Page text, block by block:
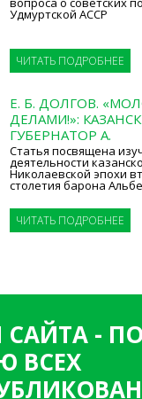
Удмуртской АССР
ЧИТАТЬ ПОДРОБНЕЕ
Е. Б. ДОЛГОВ.
ДЕЛАМИ!»:
ГУБЕРНАТОР А.
Статья посвящена
деятельности
Николаевской эпохи
столетия барона
ЧИТАТЬ ПОДРОБНЕЕ
САЙТА -
ВСЕХ